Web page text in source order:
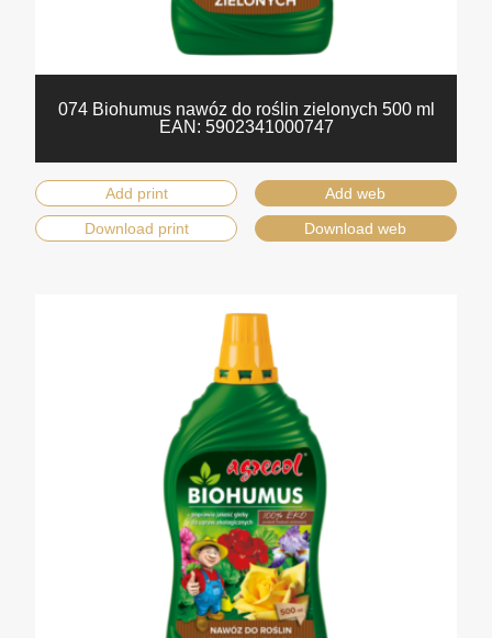
074 Biohumus nawóz do roślin zielonych 500 ml
EAN: 5902341000747
Add print
Add web
Download print
Download web